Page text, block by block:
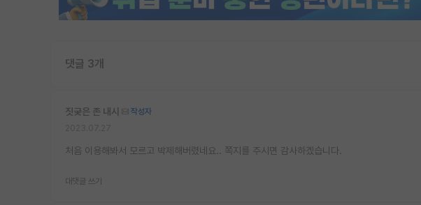
댓글 3개
짓궂은 존 내시
작성자
처음 이용해봐서 모르고 박제해버렸네요.. 쪽지를 주시면 감사하겠습니다.
대댓글 쓰기